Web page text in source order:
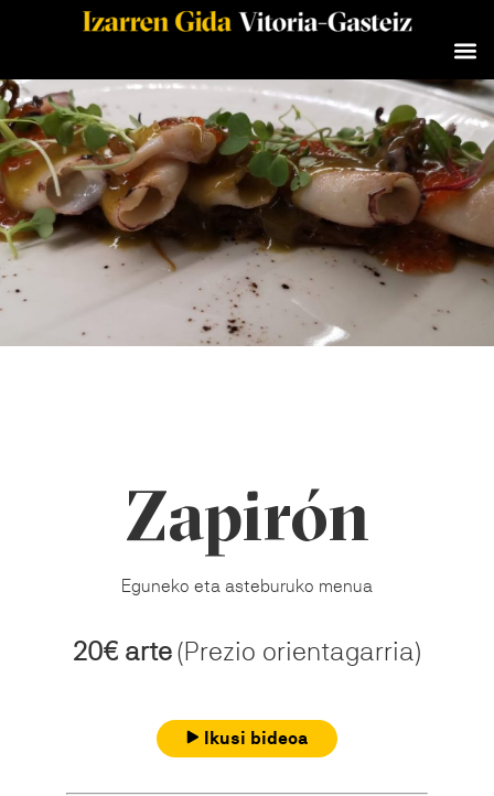
Zapirón
Eguneko eta asteburuko menua
20€ arte(Prezio orientagarria)
Ikusi bideoa